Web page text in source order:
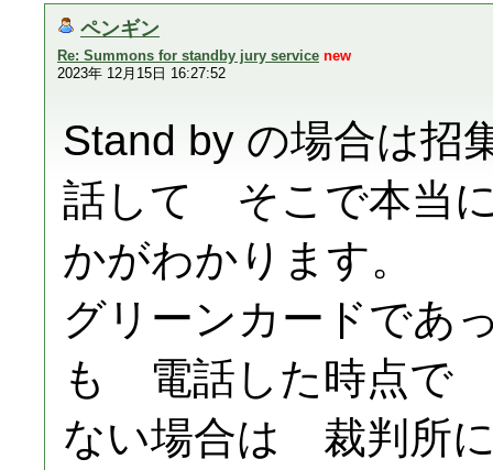
ペンギン
Re: Summons for standby jury service new
2023年 12月15日 16:27:52
Stand by の場合は
話して そこで本当
かがわかります。
グリーンカードであ
も 電話した時点で
ない場合は 裁判所